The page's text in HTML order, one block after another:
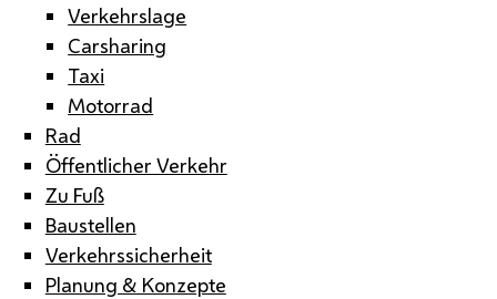
Verkehrslage
Carsharing
Taxi
Motorrad
Rad
Öffentlicher Verkehr
Zu Fuß
Baustellen
Verkehrssicherheit
Planung & Konzepte